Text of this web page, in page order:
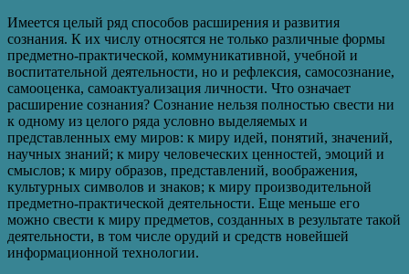
Имеется целый ряд способов расширения и развития
сознания. К их числу относятся не только различные формы
предметно-практической, коммуникативной, учебной и
воспитательной деятельности, но и рефлексия, самосознание,
самооценка, самоактуализация личности. Что означает
расширение сознания? Сознание нельзя полностью свести ни
к одному из целого ряда условно выделяемых и
представленных ему миров: к миру идей, понятий, значений,
научных знаний; к миру человеческих ценностей, эмоций и
смыслов; к миру образов, представлений, воображения,
культурных символов и знаков; к миру производительной
предметно-практической деятельности. Еще меньше его
можно свести к миру предметов, созданных в результате такой
деятельности, в том числе орудий и средств новейшей
информационной технологии.